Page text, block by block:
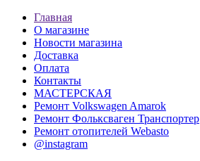
Главная
О магазине
Новости магазина
Доставка
Оплата
Контакты
МАСТЕРСКАЯ
Ремонт Volkswagen Amarok
Ремонт Фольксваген Транспортер
Ремонт отопителей Webasto
@instagram